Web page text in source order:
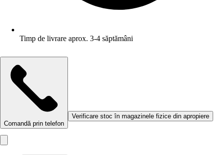
Timp de livrare aprox. 3-4 săptămâni
Comandă prin telefon
Verificare stoc în magazinele fizice din apropiere